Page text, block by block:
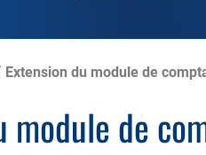
Extension du module de
module de